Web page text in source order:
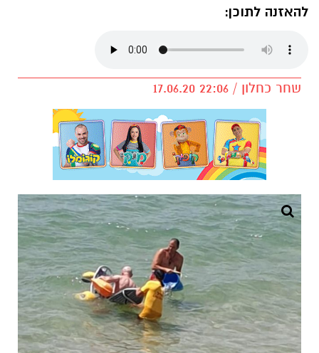
להאזנה לתוכן:
שחר כחלון / 22:06 17.06.20